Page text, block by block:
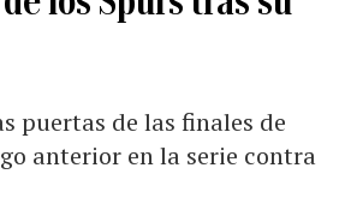
puertas de las finales de
anterior en la serie contra